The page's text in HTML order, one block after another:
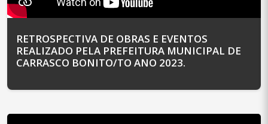
RETROSPECTIVA DE OBRAS E EVENTOS
REALIZADO PELA PREFEITURA MUNICIPAL DE
CARRASCO BONITO/TO ANO 2023.